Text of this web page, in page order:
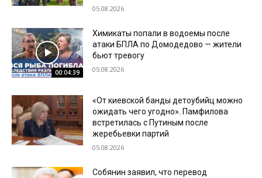
05.08.2026
00:04:39
Химикаты попали в водоемы после
атаки БПЛА по Домодедово — жители
бьют тревогу
05.08.2026
«От киевской банды детоубийц можно
ожидать чего угодно». Памфилова
встретилась с Путиным после
жеребьевки партий
05.08.2026
Собянин заявил, что перевод